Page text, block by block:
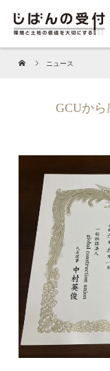
ニュース
GCUか